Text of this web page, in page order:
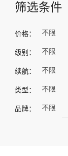
筛选条件
价格： 不限
级别： 不限
续航： 不限
类型： 不限
品牌： 不限